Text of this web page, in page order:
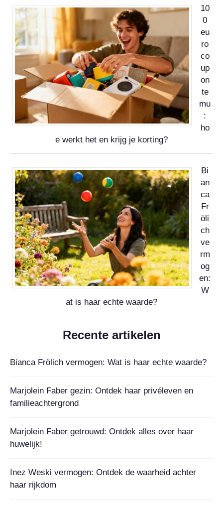
10
0
eu
ro
co
up
on
te
mu
:
ho
e werkt het en krijg je korting?
Bi
an
ca
Fr
öli
ch
ve
rm
og
en:
W
at is haar echte waarde?
Recente artikelen
Bianca Frölich vermogen: Wat is haar echte waarde?
Marjolein Faber gezin: Ontdek haar privéleven en
familieachtergrond
Marjolein Faber getrouwd: Ontdek alles over haar
huwelijk!
Inez Weski vermogen: Ontdek de waarheid achter
haar rijkdom